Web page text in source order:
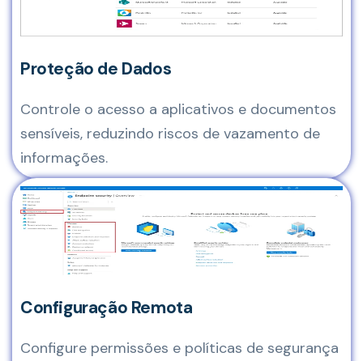
Proteção de Dados
Controle o acesso a aplicativos e documentos
sensíveis, reduzindo riscos de vazamento de
informações.
Configuração Remota
Configure permissões e políticas de segurança